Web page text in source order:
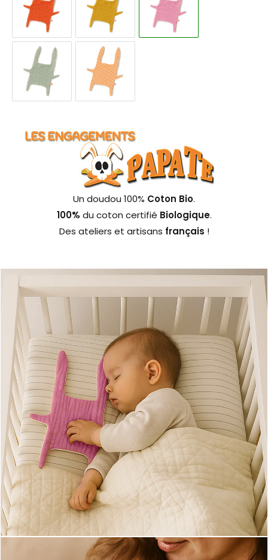
Un doudou 100% Coton Bio.
100% du coton certifié Biologique.
Des ateliers et artisans français !